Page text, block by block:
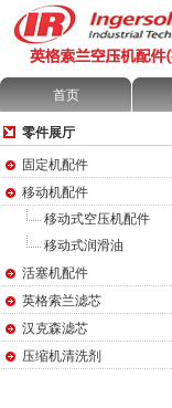
首页
零件展厅
固定机配件
移动机配件
移动式空压机配件
移动式润滑油
活塞机配件
英格索兰滤芯
汉克森滤芯
压缩机清洗剂